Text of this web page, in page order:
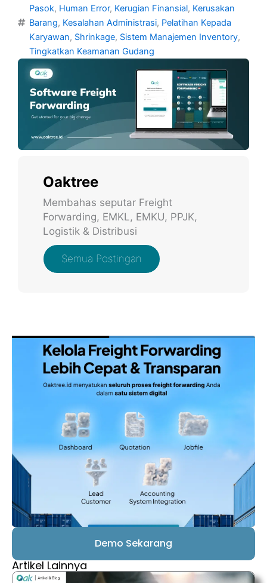
Pasok, Human Error, Kerugian Finansial, Kerusakan
Barang, Kesalahan Administrasi, Pelatihan Kepada
Karyawan, Shrinkage, Sistem Manajemen Inventory,
Tingkatkan Keamanan Gudang
Oaktree
Membahas seputar Freight
Forwarding, EMKL, EMKU, PPJK,
Logistik & Distribusi
Semua Postingan
Demo Sekarang
Artikel Lainnya